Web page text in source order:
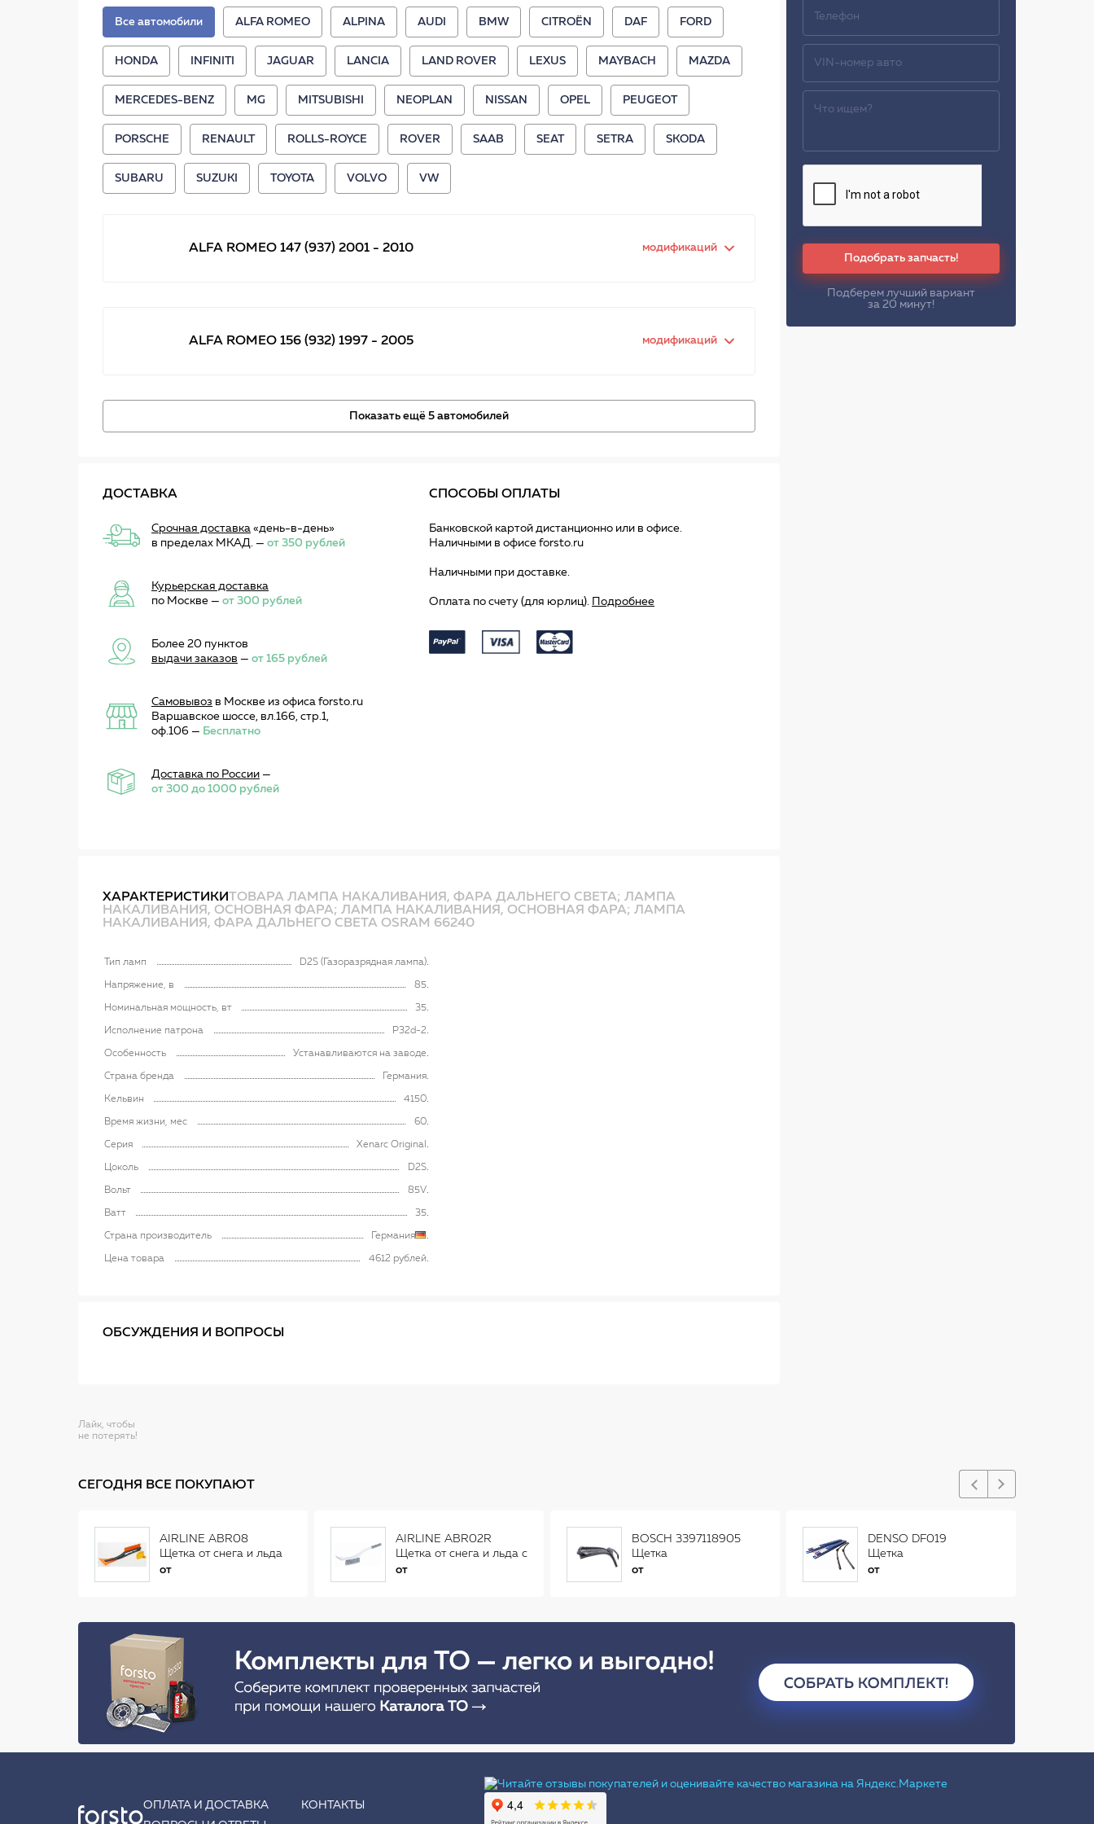
002B-
SX_=PGD969C=985 02 !
колодки дисковые
п.\Nissan Murano 3.5
4WD 05>
Все автомобили ALFA ROMEO ALPINA AUDI BMW CITROËN DAF FORD
HONDA INFINITI JAGUAR LANCIA LAND ROVER LEXUS MAYBACH MAZDA
MERCEDES-BENZ MG MITSUBISHI NEOPLAN NISSAN OPEL PEUGEOT
PORSCHE RENAULT ROLLS-ROYCE ROVER SAAB SEAT SETRA SKODA
SUBARU SUZUKI TOYOTA VOLVO VW
ALFA ROMEO 147 (937) 2001 - 2010 модификаций
ALFA ROMEO 156 (932) 1997 - 2005 модификаций
Показать ещё 5 автомобилей
ДОСТАВКА
Срочная доставка «день-в-день»
в пределах МКАД. — от 350 рублей
Курьерская доставка
по Москве — от 300 рублей
Более 20 пунктов
выдачи заказов — от 165 рублей
Самовывоз в Москве из офиса forsto.ru
Варшавское шоссе, вл.166, стр.1,
оф.106 — Бесплатно
Доставка по России —
от 300 до 1000 рублей
СПОСОБЫ ОПЛАТЫ
Банковской картой дистанционно или в офисе.
Наличными в офисе forsto.ru
Наличными при доставке.
Оплата по счету (для юрлиц). Подробнее
ХАРАКТЕРИСТИКИТОВАРА ЛАМПА НАКАЛИВАНИЯ, ФАРА ДАЛЬНЕГО СВЕТА; ЛАМПА
НАКАЛИВАНИЯ, ОСНОВНАЯ ФАРА; ЛАМПА НАКАЛИВАНИЯ, ОСНОВНАЯ ФАРА; ЛАМПА
НАКАЛИВАНИЯ, ФАРА ДАЛЬНЕГО СВЕТА OSRAM 66240
Тип ламп D2S (Газоразрядная лампа)
Напряжение, в 85
Номинальная мощность, вт 35
Исполнение патрона P32d-2
Особенность Устанавливаются на заводе
Страна бренда Германия
Кельвин 4150
Время жизни, мес 60
Серия Xenarc Original
Цоколь D2S
Вольт 85V
Ватт 35
Страна производитель Германия
Цена товара 4612 рублей
ОБСУЖДЕНИЯ И ВОПРОСЫ
Лайк, чтобы
не потерять!
Подобрать запчасть!
Подберем лучший вариант
за 20 минут!
СЕГОДНЯ ВСЕ ПОКУПАЮТ
AIRLINE ABR08
Щетка от снега и льда
(34 см)
от
AIRLINE ABR02R
Щетка от снега и льда с
распушенной щетиной
от
BOSCH 3397118905
Щетка
стеклоочистителя
от
DENSO DF019
Щетка
стеклоочистителя
от
ОПЛАТА И ДОСТАВКА
КОНТАКТЫ